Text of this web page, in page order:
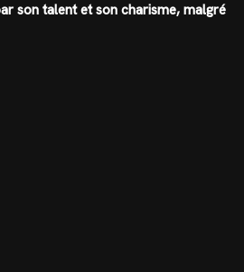
son talent et son charisme, malgré